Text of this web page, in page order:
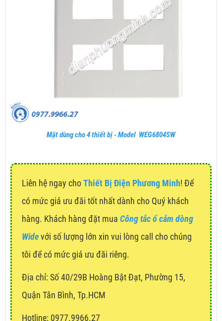
Mặt dùng cho 4 thiết bị - Model WEG6804SW
Liên hệ ngay choThiết Bị Điện Phương Minh! Để
có mức giá ưu đãi tốt nhất dành cho Quý khách
hàng. Khách hàng đặt mua Công tắc ổ cắm dòng
Widevới số lượng lớn xin vui lòng call cho chúng
tôi để có mức giá ưu đãi riêng.
Địa chỉ: Số 40/29B Hoàng Bật Đạt, Phường 15,
Quận Tân Bình, Tp.HCM
Hotline: 0977.9966.27